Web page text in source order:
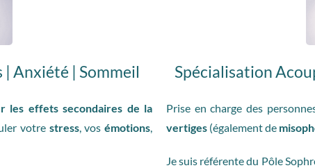
Anxiété | Sommeil
les effets secondaires de la
votre stress, vosémotions
Spécialisation
Prise en charge des
vertiges (également de
Je suis référente du Pôle